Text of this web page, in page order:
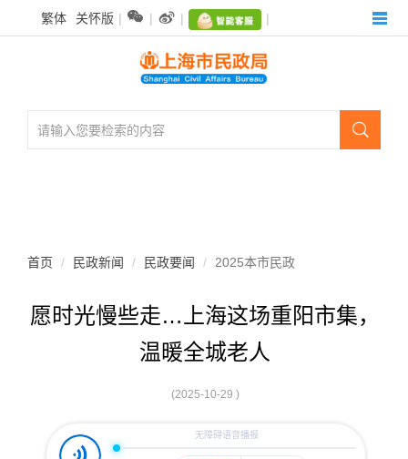
繁体 |
关怀版 |  |  |

首页 民政新闻 民政要闻 2025本市民政
愿时光慢些走…上海这场重阳市集，
温暖全城老人
(2025-10-29 )